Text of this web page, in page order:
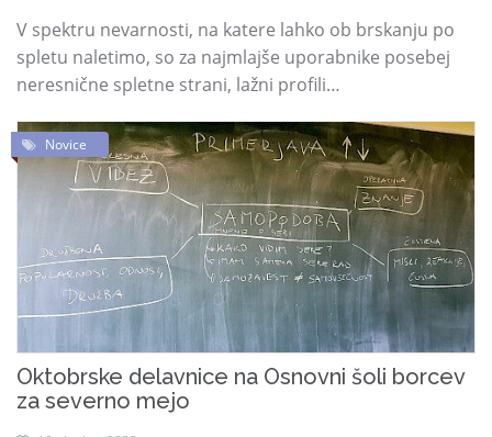
V spektru nevarnosti, na katere lahko ob brskanju po
spletu naletimo, so za najmlajše uporabnike posebej
neresnične spletne strani, lažni profili…
Novice
Oktobrske delavnice na Osnovni šoli borcev
za severno mejo